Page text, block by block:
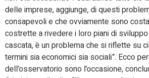
delle imprese, aggiunge, di questi
consapevoli e che ovviamente sono
costrette a rivedere i loro piani di
cascata, è un problema che si riflette su
termini sia economici sia sociali”. Ecco
dell’osservatorio sono l’occasione,